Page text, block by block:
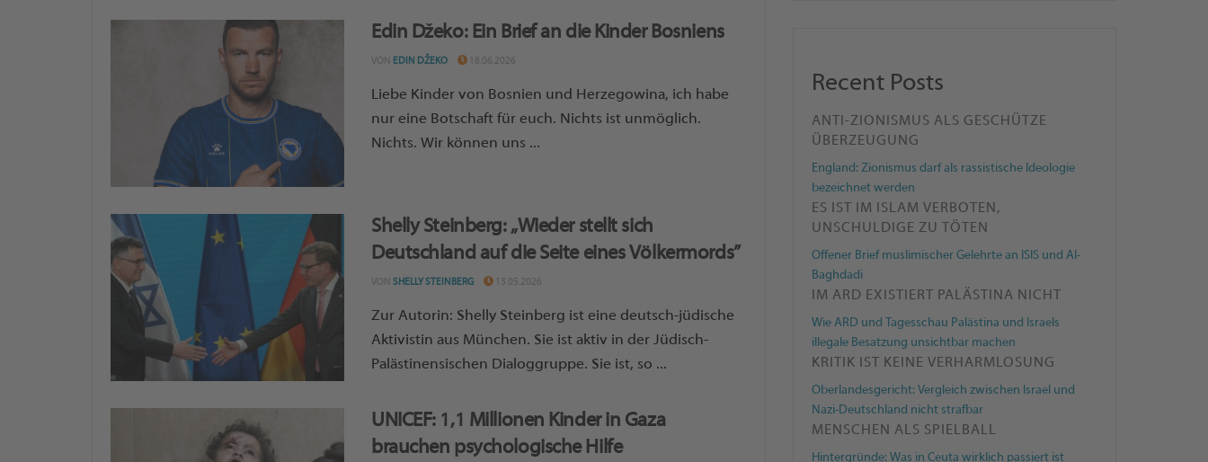
Edin Džeko: Ein Brief an die Kinder Bosniens
VON EDIN DŽEKO 18.06.2026
Liebe Kinder von Bosnien und Herzegowina, ich habe
nur eine Botschaft für euch. Nichts ist unmöglich.
Nichts. Wir können uns ...
Shelly Steinberg: „Wieder stellt sich
Deutschland auf die Seite eines Völkermords”
VON SHELLY STEINBERG 13.05.2026
Zur Autorin: Shelly Steinberg ist eine deutsch-jüdische
Aktivistin aus München. Sie ist aktiv in der Jüdisch-
Palästinensischen Dialoggruppe. Sie ist, so ...
UNICEF: 1,1 Millionen Kinder in Gaza
brauchen psychologische Hilfe
Recent Posts
ANTI-ZIONISMUS ALS GESCHÜTZE
ÜBERZEUGUNG
England: Zionismus darf als rassistische Ideologie
bezeichnet werden
ES IST IM ISLAM VERBOTEN,
UNSCHULDIGE ZU TÖTEN
Offener Brief muslimischer Gelehrte an ISIS und Al-
Baghdadi
IM ARD EXISTIERT PALÄSTINA NICHT
Wie ARD und Tagesschau Palästina und Israels
illegale Besatzung unsichtbar machen
KRITIK IST KEINE VERHARMLOSUNG
Oberlandesgericht: Ver­gleich zwi­schen Is­ra­el und
Nazi-Deutschland nicht straf­bar
MENSCHEN ALS SPIELBALL
Hintergründe: Was in Ceuta wirklich passiert ist